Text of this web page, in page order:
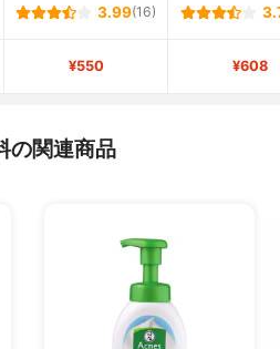
3.99(16)
¥550 ¥608
の関連商品